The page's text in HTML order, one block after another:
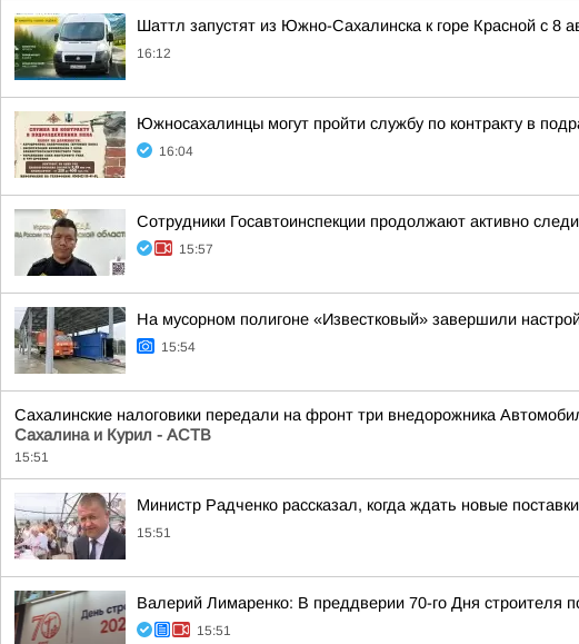
Шаттл запустят из Южно-Сахалинска к горе Красной с 8
16:12
Южносахалинцы могут пройти службу по контракту в
16:04
Сотрудники Госавтоинспекции продолжают активно
15:57
На мусорном полигоне «Известковый» завершили
15:54
Сахалинские налоговики передали на фронт три внедорожника
Сахалина и Курил - АСТВ
15:51
Министр Радченко рассказал, когда ждать новые
15:51
Валерий Лимаренко: В преддверии 70-го Дня строителя
15:51